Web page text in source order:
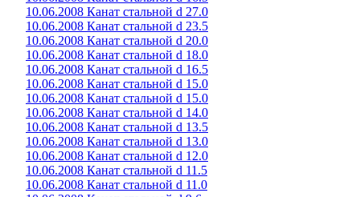
10.06.2008 Канат стальной d 27.0
10.06.2008 Канат стальной d 23.5
10.06.2008 Канат стальной d 20.0
10.06.2008 Канат стальной d 18.0
10.06.2008 Канат стальной d 16.5
10.06.2008 Канат стальной d 15.0
10.06.2008 Канат стальной d 15.0
10.06.2008 Канат стальной d 14.0
10.06.2008 Канат стальной d 13.5
10.06.2008 Канат стальной d 13.0
10.06.2008 Канат стальной d 12.0
10.06.2008 Канат стальной d 11.5
10.06.2008 Канат стальной d 11.0